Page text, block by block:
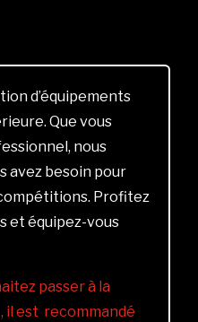
d’équipements
Que vous
nous
avez besoin pour
Profitez
et équipez-vous
passer à la
il est recommandé